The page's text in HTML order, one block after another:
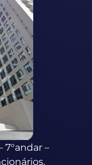
7°andar –